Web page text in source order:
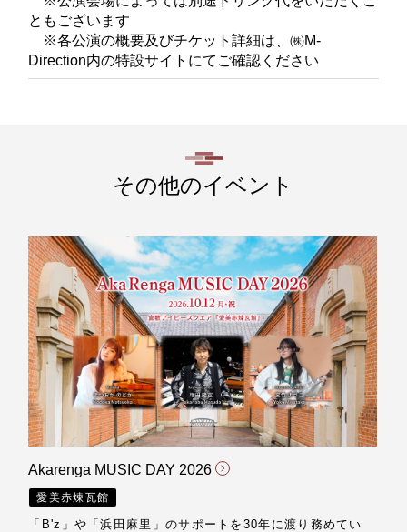
ともございます
※各公演の概要及びチケット詳細は、㈱M-
Direction内の特設サイトにてご確認ください
その他のイベント
Akarenga MUSIC DAY 2026
愛美赤煉瓦館
「B'z」や「浜田麻里」のサポートを30年に渡り務めてい